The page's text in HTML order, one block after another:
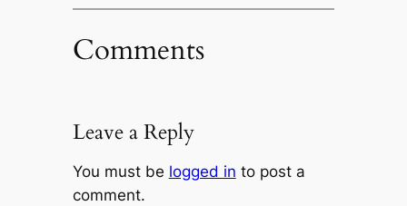
Comments
Leave a Reply
You must be logged in to post a
comment.